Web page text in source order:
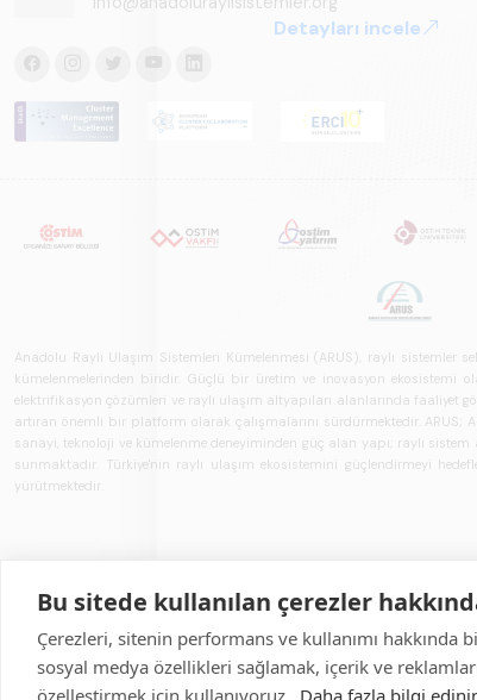
gelecek perspektifi
Detayları incele
Anadolu Raylı Ulaşım Sistemleri Kümelenmesi (ARUS), raylı
kümelenmelerinden biridir. Güçlü bir üretim ve inovasyon ekosistemi
elektrifikasyon çözümleri ve raylı ulaşım altyapıları alanlarında faaliyet
artıran önemli bir platform olarak çalışmalarını sürdürmektedir.
sanayi, teknoloji ve kümelenme deneyiminden güç alan yapı; raylı
sunmaktadır. Türkiye'nin raylı ulaşım ekosistemini güçlendirmeyi
yürütmektedir.
Bu sitede kullanılan çerezler
Çerezleri, sitenin performans ve kullanımı hakkında
sosyal medya özellikleri sağlamak, içerik ve
özelleştirmek için kullanıyoruz.
Daha fazla bilgi